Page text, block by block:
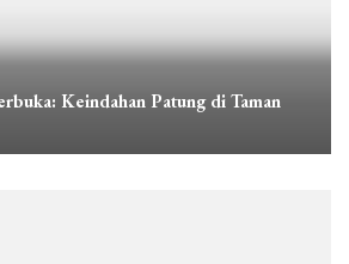
Keindahan Patung di Taman